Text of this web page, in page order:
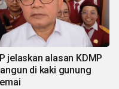
jelaskan alasan KDMP
di kaki gunung